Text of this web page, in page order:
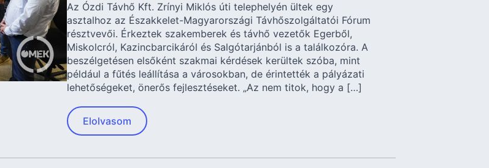
Az Ózdi Távhő Kft. Zrínyi Miklós úti telephelyén ültek egy
asztalhoz az Északkelet-Magyarországi Távhőszolgáltatói Fórum
résztvevői. Érkeztek szakemberek és távhő vezetők Egerből,
Miskolcról, Kazincbarcikáról és Salgótarjánból is a találkozóra. A
beszélgetésen elsőként szakmai kérdések kerültek szóba, mint
például a fűtés leállítása a városokban, de érintették a pályázati
lehetőségeket, önerős fejlesztéseket. „Az nem titok, hogy a […]
Elolvasom